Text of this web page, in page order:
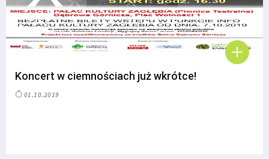
Koncert w ciemnościach już wkrótce!
01.10.2019